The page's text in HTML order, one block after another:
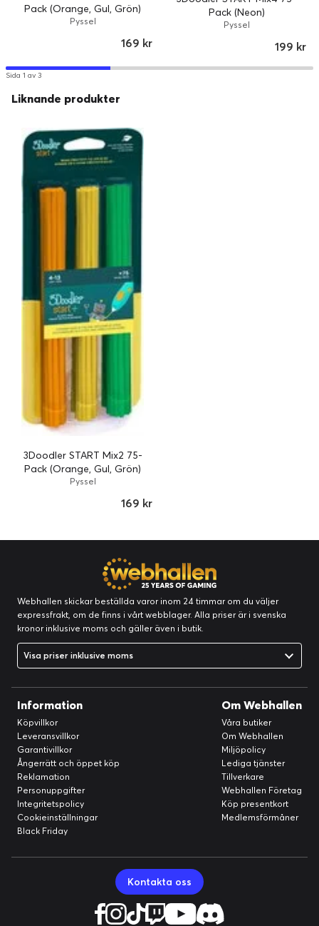
Pack (Orange, Gul, Grön)
Pyssel
169 kr
Pack (Neon)
Pyssel
199 kr
Sida 1 av 3
Liknande produkter
3Doodler START Mix2 75-
Pack (Orange, Gul, Grön)
Pyssel
169 kr
Webhallen skickar beställda varor inom 24 timmar om du väljer
expressfrakt, om de finns i vårt webblager. Alla priser är i svenska
kronor inklusive moms och gäller även i butik.
Visa priser inklusive moms
Information
Köpvillkor
Leveransvillkor
Garantivillkor
Ångerrätt och öppet köp
Reklamation
Personuppgifter
Integritetspolicy
Cookieinställningar
Black Friday
Om Webhallen
Våra butiker
Om Webhallen
Miljöpolicy
Lediga tjänster
Tillverkare
Webhallen Företag
Köp presentkort
Medlemsförmåner
Kontakta oss